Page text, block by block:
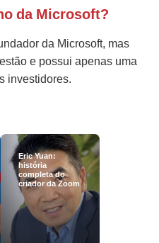
da Microsoft?
da Microsoft, mas
e possui apenas uma
investidores.
Eric Yuan:
história
completa do
criador da Zoom